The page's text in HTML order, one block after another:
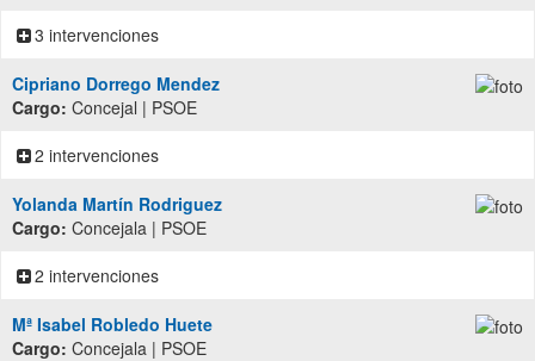
3 intervenciones
Cipriano Dorrego Mendez
Cargo: Concejal | PSOE
2 intervenciones
Yolanda Martín Rodriguez
Cargo: Concejala | PSOE
2 intervenciones
Mª Isabel Robledo Huete
Cargo: Concejala | PSOE